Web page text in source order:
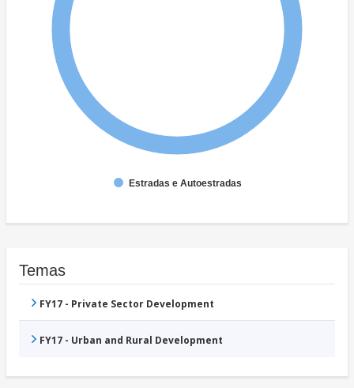
Estradas e Autoestradas
Temas
FY17 - Private Sector Development
FY17 - Urban and Rural Development